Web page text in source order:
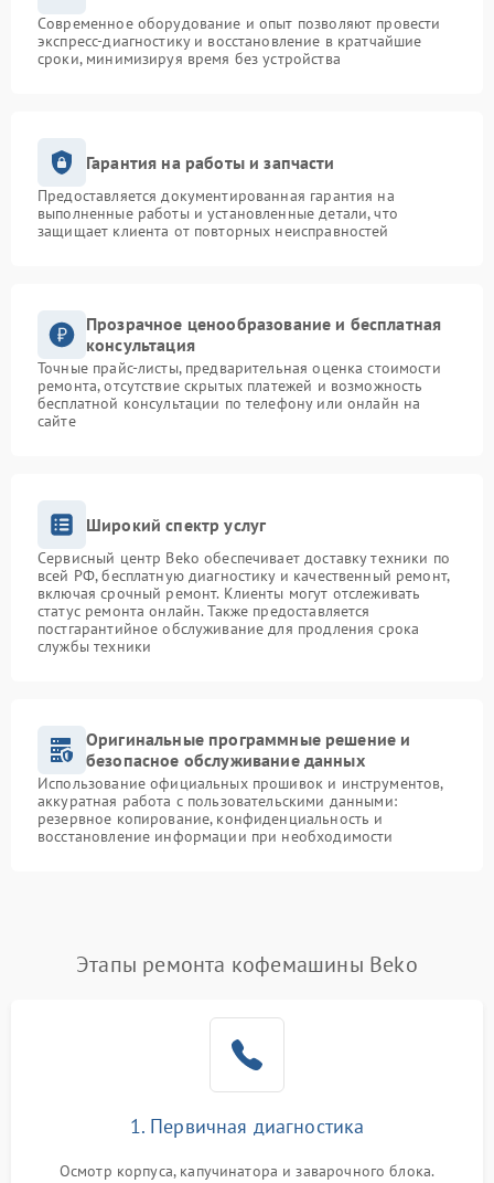
Современное оборудование и опыт позволяют провести
экспресс-диагностику и восстановление в кратчайшие
сроки, минимизируя время без устройства
Гарантия на работы и запчасти
Предоставляется документированная гарантия на
выполненные работы и установленные детали, что
защищает клиента от повторных неисправностей
Прозрачное ценообразование и бесплатная
консультация
Точные прайс-листы, предварительная оценка стоимости
ремонта, отсутствие скрытых платежей и возможность
бесплатной консультации по телефону или онлайн на
сайте
Широкий спектр услуг
Сервисный центр Beko обеспечивает доставку техники по
всей РФ, бесплатную диагностику и качественный ремонт,
включая срочный ремонт. Клиенты могут отслеживать
статус ремонта онлайн. Также предоставляется
постгарантийное обслуживание для продления срока
службы техники
Оригинальные программные решение и
безопасное обслуживание данных
Использование официальных прошивок и инструментов,
аккуратная работа с пользовательскими данными:
резервное копирование, конфиденциальность и
восстановление информации при необходимости
Этапы ремонта кофемашины Beko
1. Первичная диагностика
Осмотр корпуса, капучинатора и заварочного блока.